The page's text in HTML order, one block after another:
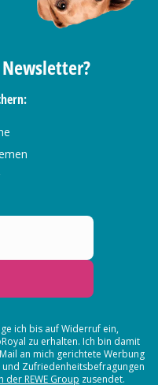
ich bis auf Widerruf ein,
zu erhalten. Ich bin damit
an mich gerichtete Werbung
Zufriedenheitsbefragungen
REWE Group zusendet.